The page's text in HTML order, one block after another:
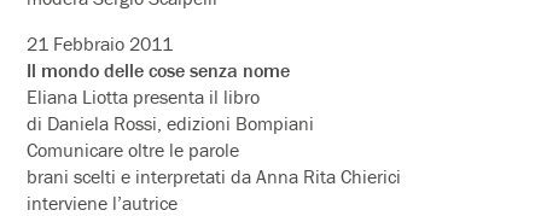
21 Febbraio 2011
Il mondo delle cose senza nome
Eliana Liotta presenta il libro
di Daniela Rossi, edizioni Bompiani
Comunicare oltre le parole
brani scelti e interpretati da Anna Rita Chierici
interviene l’autrice